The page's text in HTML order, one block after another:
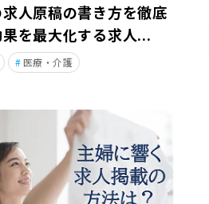
人原稿の書き方を徹底
を最大化する求人...
医療・介護